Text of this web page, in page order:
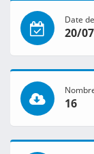
Date
20/
16